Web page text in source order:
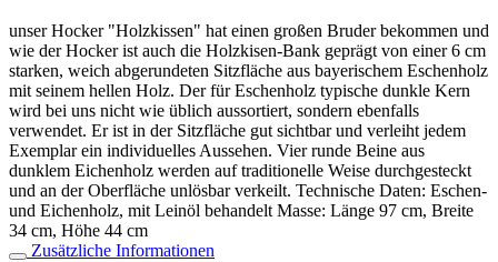
unser Hocker "Holzkissen" hat einen großen Bruder bekommen und
wie der Hocker ist auch die Holzkisen-Bank geprägt von einer 6 cm
starken, weich abgerundeten Sitzfläche aus bayerischem Eschenholz
mit seinem hellen Holz. Der für Eschenholz typische dunkle Kern
wird bei uns nicht wie üblich aussortiert, sondern ebenfalls
verwendet. Er ist in der Sitzfläche gut sichtbar und verleiht jedem
Exemplar ein individuelles Aussehen. Vier runde Beine aus
dunklem Eichenholz werden auf traditionelle Weise durchgesteckt
und an der Oberfläche unlösbar verkeilt. Technische Daten: Eschen-
und Eichenholz, mit Leinöl behandelt Masse: Länge 97 cm, Breite
34 cm, Höhe 44 cm
Zusätzliche Informationen